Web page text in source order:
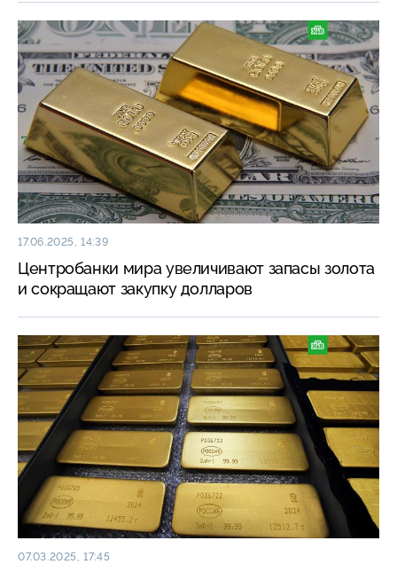
17.06.2025, 14:39
Центробанки мира увеличивают запасы золота
и сокращают закупку долларов
07.03.2025, 17:45